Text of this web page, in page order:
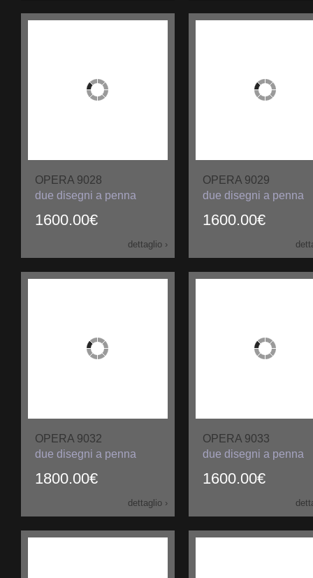
OPERA 9028
1600.00€
due disegni a penna
dettaglio ›
OPERA 9029
1600.00€
due disegni a penna
OPERA 9032
1800.00€
due disegni a penna
dettaglio ›
OPERA 9033
1600.00€
due disegni a penna